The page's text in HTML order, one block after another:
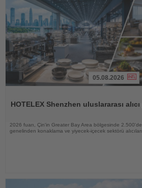
05.08.2026
HOTELEX Shenzhen uluslararası
2026 fuarı, Çin'in Greater Bay Area bölgesinde
genelinden konaklama ve yiyecek-içecek sektörü